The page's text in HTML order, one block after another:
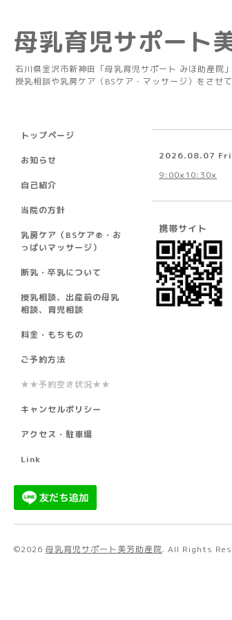
母乳育児サポート
石川県金沢市新神田「母乳育児サポート みほ助産院
授乳相談や乳房ケア（BSケア・マッサージ）をさせ
トップページ
お知らせ
自己紹介
当院の方針
乳房ケア（BSケア®︎・お
っぱいマッサージ）
断乳・卒乳について
授乳相談、出産前の母乳
相談、育児相談
料金・もちもの
ご予約方法
★★予約空き状況★★
キャンセルポリシー
アクセス・駐車場
Link
2026.08.07
9:00×10:30×
携帯サイト
©2026 母乳育児サポート美芳助産院. All Rights